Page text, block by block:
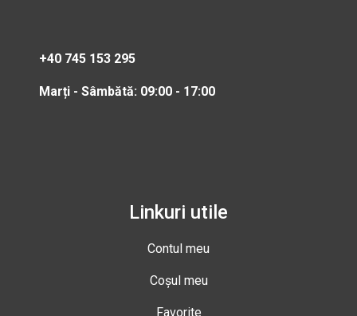
+40 745 153 295
Marți - Sâmbătă: 09:00 - 17:00
Linkuri utile
Contul meu
Coșul meu
Favorite